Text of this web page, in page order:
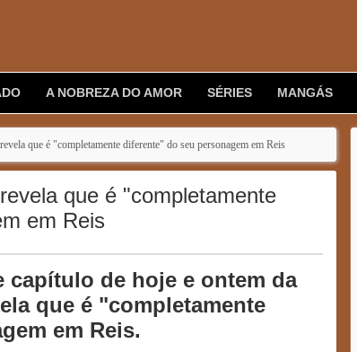
A NOBREZA DO AMOR SÉRIES MANGÁS
que é "completamente diferente" do seu personagem em Reis
que é "completamente
em Reis
capítulo de hoje e ontem da
que é "completamente
em Reis.